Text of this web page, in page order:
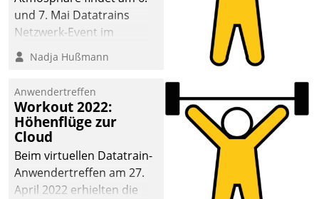
und 7. Mai Datatrains
Netzwerk-Event im
Kunden- und Partnerkreis
statt. Zentrale Frage: Wie
Mammutprojekte
meistern und Workloads
wuppen – bei zunehmend
anspruchsvollen
Aufgaben und
abnehmendem
Nadja Hußmann
Anwendertreffen
Workout 2022:
Höhenflüge zur
Cloud
Beim virtuellen Datatrain-
Anwendertreffen am 27.
April 2022 erhielten die